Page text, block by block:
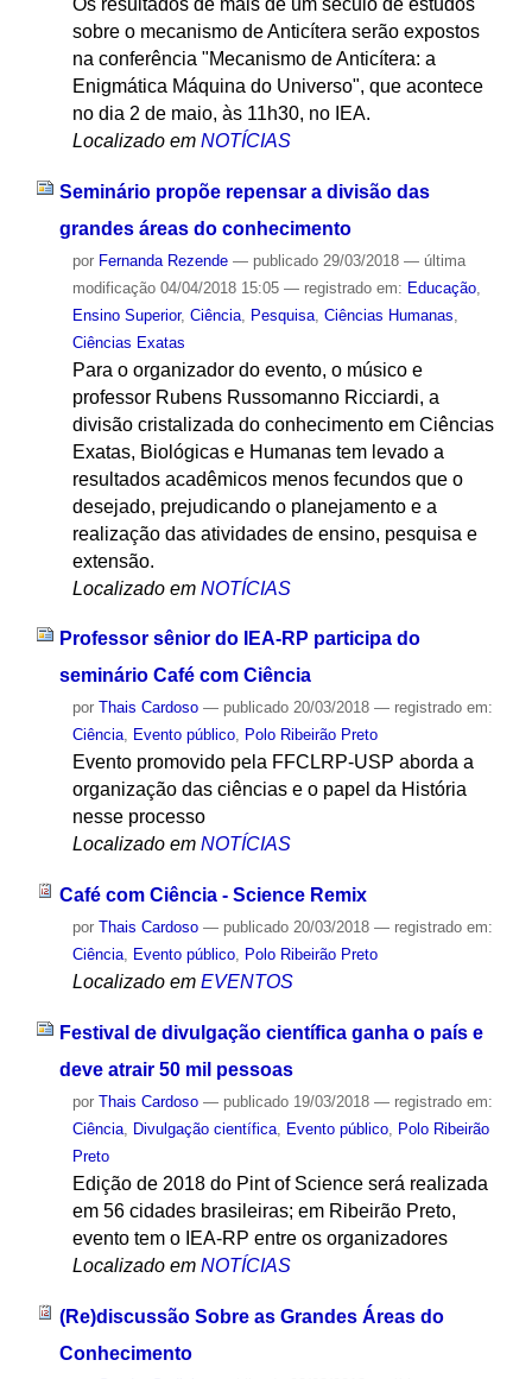
Os resultados de mais de um século de estudos
sobre o mecanismo de Anticítera serão expostos
na conferência "Mecanismo de Anticítera: a
Enigmática Máquina do Universo", que acontece
no dia 2 de maio, às 11h30, no IEA.
Localizado em NOTÍCIAS
Seminário propõe repensar a divisão das
grandes áreas do conhecimento
por Fernanda Rezende — publicado29/03/2018 — última
modificação04/04/2018 15:05 — registrado em: Educação,
Ensino Superior, Ciência, Pesquisa, Ciências Humanas
Ciências Exatas
Para o organizador do evento, o músico e
professor Rubens Russomanno Ricciardi, a
divisão cristalizada do conhecimento em Ciências
Exatas, Biológicas e Humanas tem levado a
resultados acadêmicos menos fecundos que o
desejado, prejudicando o planejamento e a
realização das atividades de ensino, pesquisa e
extensão.
Localizado em NOTÍCIAS
Professor sênior do IEA-RP participa do
seminário Café com Ciência
por Thais Cardoso — publicado20/03/2018 — registrado em:
Ciência, Evento público, Polo Ribeirão Preto
Evento promovido pela FFCLRP-USP aborda a
organização das ciências e o papel da História
nesse processo
Localizado em NOTÍCIAS
Café com Ciência - Science Remix
por Thais Cardoso — publicado20/03/2018 — registrado em:
Ciência, Evento público, Polo Ribeirão Preto
Localizado em EVENTOS
Festival de divulgação científica ganha o país e
deve atrair 50 mil pessoas
por Thais Cardoso — publicado19/03/2018 — registrado em:
Ciência, Divulgação científica, Evento público,
Polo Ribeirão
Preto
Edição de 2018 do Pint of Science será realizada
em 56 cidades brasileiras; em Ribeirão Preto,
evento tem o IEA-RP entre os organizadores
Localizado em NOTÍCIAS
(Re)discussão Sobre as Grandes Áreas do
Conhecimento